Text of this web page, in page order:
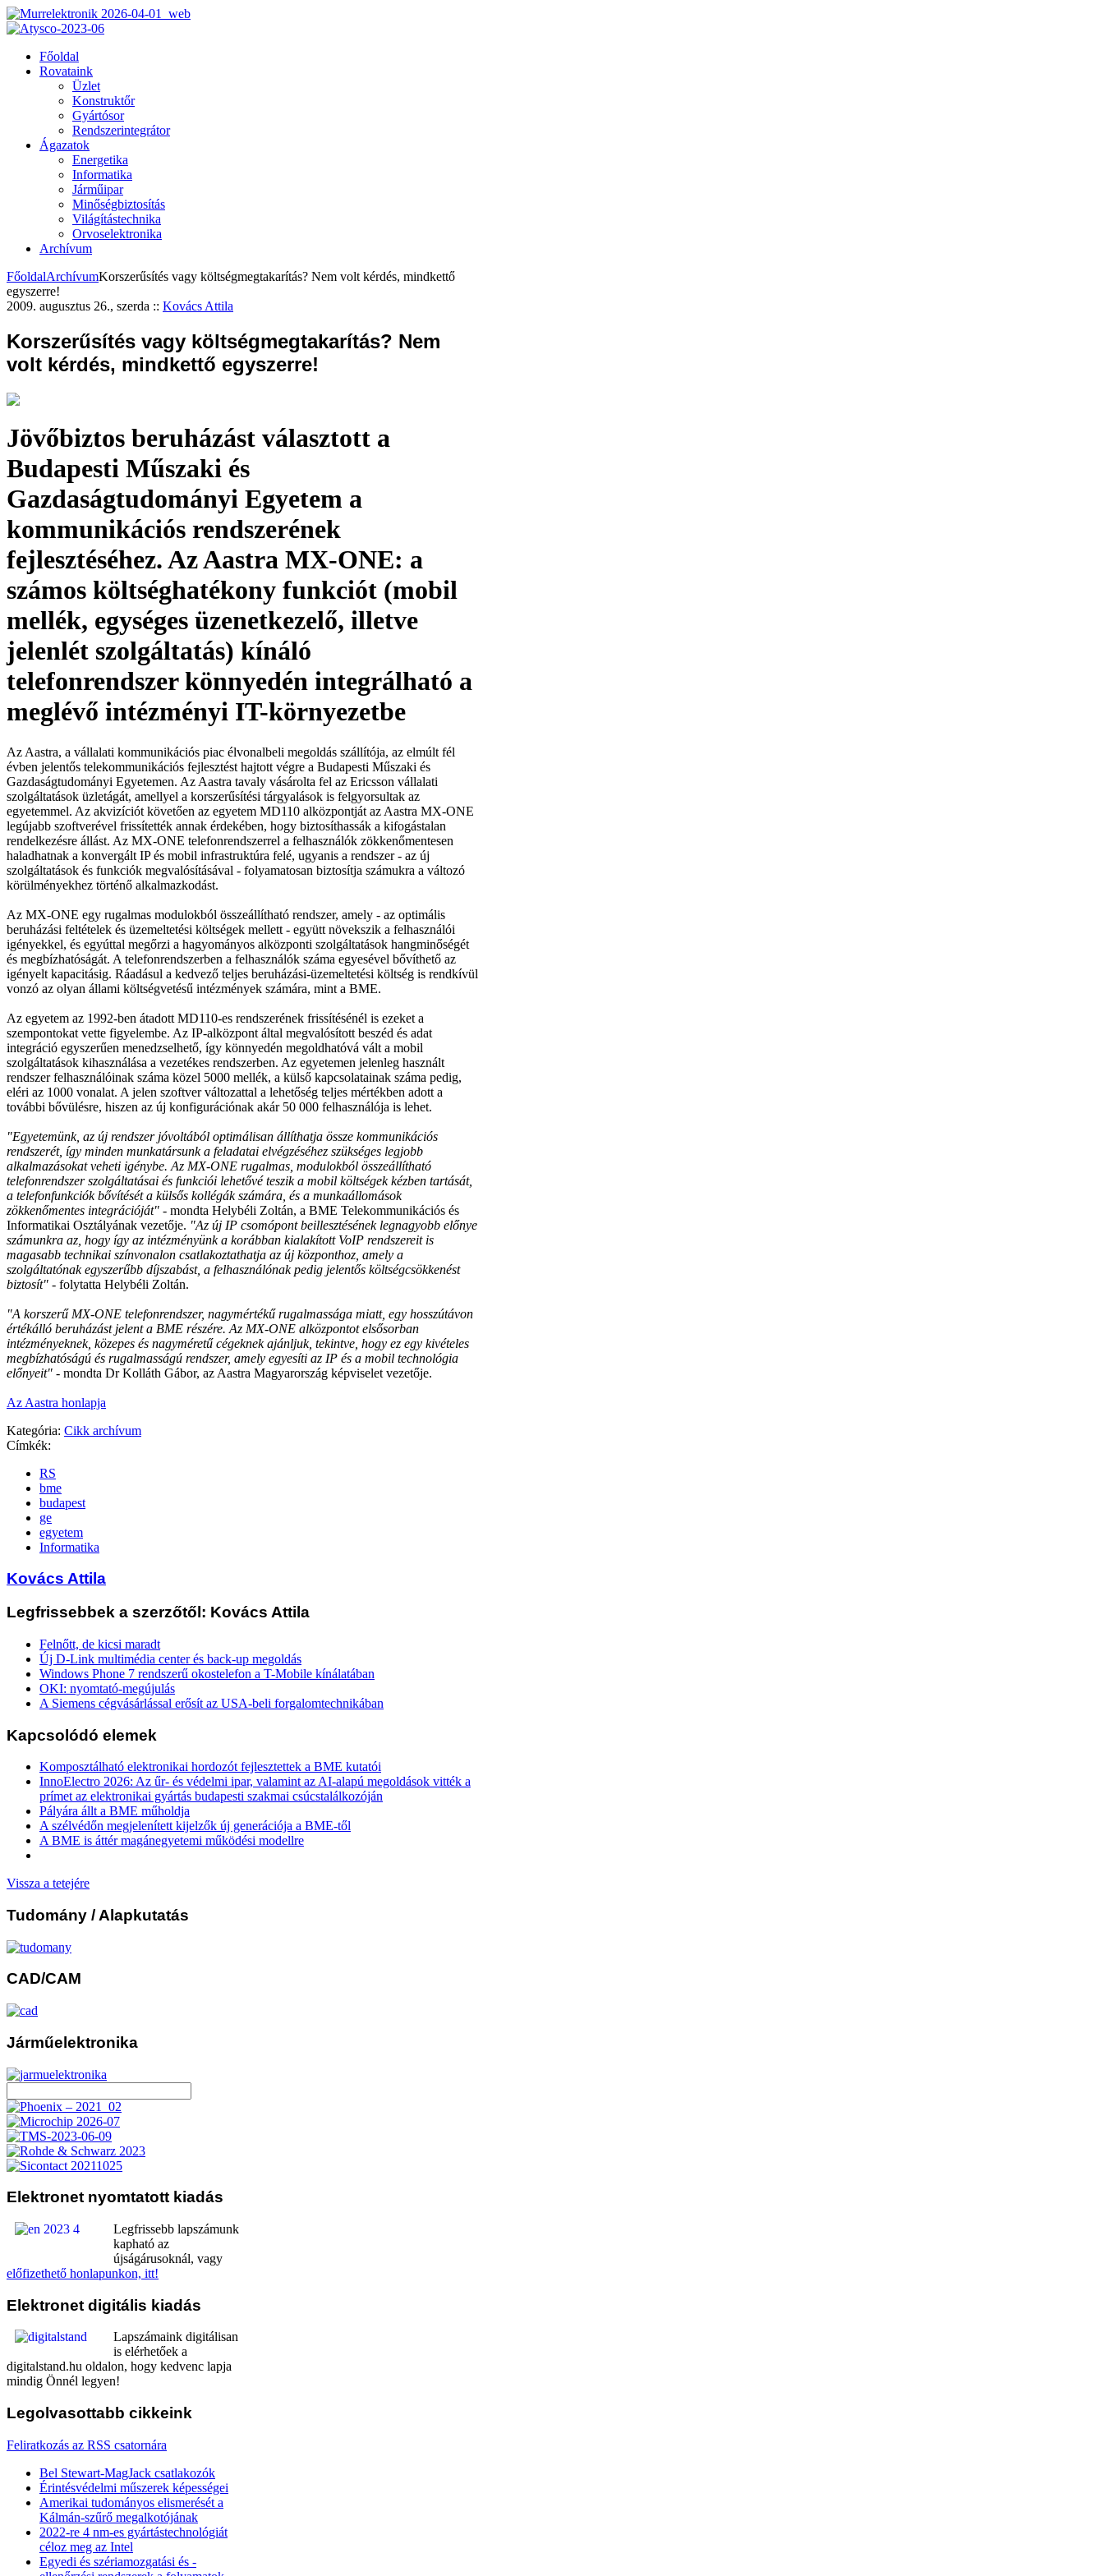
Főoldal
Rovataink
Üzlet
Konstruktőr
Gyártósor
Rendszerintegrátor
Ágazatok
Energetika
Informatika
Járműipar
Minőségbiztosítás
Világítástechnika
Orvoselektronika
Archívum
FőoldalArchívumKorszerűsítés vagy költségmegtakarítás? Nem volt kérdés, mindkettő
egyszerre!
2009. augusztus 26., szerda :: Kovács Attila
Korszerűsítés vagy költségmegtakarítás? Nem
volt kérdés, mindkettő egyszerre!
Jövőbiztos beruházást választott a
Budapesti Műszaki és
Gazdaságtudományi Egyetem a
kommunikációs rendszerének
fejlesztéséhez. Az Aastra MX-ONE: a
számos költséghatékony funkciót (mobil
mellék, egységes üzenetkezelő, illetve
jelenlét szolgáltatás) kínáló
telefonrendszer könnyedén integrálható a
meglévő intézményi IT-környezetbe
Az Aastra, a vállalati kommunikációs piac élvonalbeli megoldás szállítója, az elmúlt fél
évben jelentős telekommunikációs fejlesztést hajtott végre a Budapesti Műszaki és
Gazdaságtudományi Egyetemen. Az Aastra tavaly vásárolta fel az Ericsson vállalati
szolgáltatások üzletágát, amellyel a korszerűsítési tárgyalások is felgyorsultak az
egyetemmel. Az akvizíciót követően az egyetem MD110 alközpontját az Aastra MX-ONE
legújabb szoftverével frissítették annak érdekében, hogy biztosíthassák a kifogástalan
rendelkezésre állást. Az MX-ONE telefonrendszerrel a felhasználók zökkenőmentesen
haladhatnak a konvergált IP és mobil infrastruktúra felé, ugyanis a rendszer - az új
szolgáltatások és funkciók megvalósításával - folyamatosan biztosítja számukra a változó
körülményekhez történő alkalmazkodást.
Az MX-ONE egy rugalmas modulokból összeállítható rendszer, amely - az optimális
beruházási feltételek és üzemeltetési költségek mellett - együtt növekszik a felhasználói
igényekkel, és egyúttal megőrzi a hagyományos alközponti szolgáltatások hangminőségét
és megbízhatóságát. A telefonrendszerben a felhasználók száma egyesével bővíthető az
igényelt kapacitásig. Ráadásul a kedvező teljes beruházási-üzemeltetési költség is rendkívül
vonzó az olyan állami költségvetésű intézmények számára, mint a BME.
Az egyetem az 1992-ben átadott MD110-es rendszerének frissítésénél is ezeket a
szempontokat vette figyelembe. Az IP-alközpont által megvalósított beszéd és adat
integráció egyszerűen menedzselhető, így könnyedén megoldhatóvá vált a mobil
szolgáltatások kihasználása a vezetékes rendszerben. Az egyetemen jelenleg használt
rendszer felhasználóinak száma közel 5000 mellék, a külső kapcsolatainak száma pedig,
eléri az 1000 vonalat. A jelen szoftver változattal a lehetőség teljes mértékben adott a
további bővülésre, hiszen az új konfigurációnak akár 50 000 felhasználója is lehet.
"Egyetemünk, az új rendszer jóvoltából optimálisan állíthatja össze kommunikációs
rendszerét, így minden munkatársunk a feladatai elvégzéséhez szükséges legjobb
alkalmazásokat veheti igénybe. Az MX-ONE rugalmas, modulokból összeállítható
telefonrendszer szolgáltatásai és funkciói lehetővé teszik a mobil költségek kézben tartását,
a telefonfunkciók bővítését a külsős kollégák számára, és a munkaállomások
zökkenőmentes integrációját" - mondta Helybéli Zoltán, a BME Telekommunikációs és
Informatikai Osztályának vezetője. "Az új IP csomópont beillesztésének legnagyobb előnye
számunkra az, hogy így az intézményünk a korábban kialakított VoIP rendszereit is
magasabb technikai színvonalon csatlakoztathatja az új központhoz, amely a
szolgáltatónak egyszerűbb díjszabást, a felhasználónak pedig jelentős költségcsökkenést
biztosít" - folytatta Helybéli Zoltán.
"A korszerű MX-ONE telefonrendszer, nagymértékű rugalmassága miatt, egy hosszútávon
értékálló beruházást jelent a BME részére. Az MX-ONE alközpontot elsősorban
intézményeknek, közepes és nagyméretű cégeknek ajánljuk, tekintve, hogy ez egy kivételes
megbízhatóságú és rugalmasságú rendszer, amely egyesíti az IP és a mobil technológia
előnyeit" - mondta Dr Kolláth Gábor, az Aastra Magyarország képviselet vezetője.
Az Aastra honlapja
Kategória: Cikk archívum
Címkék:
RS
bme
budapest
ge
egyetem
Informatika
Kovács Attila
Legfrissebbek a szerzőtől: Kovács Attila
Felnőtt, de kicsi maradt
Új D-Link multimédia center és back-up megoldás
Windows Phone 7 rendszerű okostelefon a T-Mobile kínálatában
OKI: nyomtató-megújulás
A Siemens cégvásárlással erősít az USA-beli forgalomtechnikában
Kapcsolódó elemek
Komposztálható elektronikai hordozót fejlesztettek a BME kutatói
InnoElectro 2026: Az űr- és védelmi ipar, valamint az AI-alapú megoldások vitték a
prímet az elektronikai gyártás budapesti szakmai csúcstalálkozóján
Pályára állt a BME műholdja
A szélvédőn megjelenített kijelzők új generációja a BME-től
A BME is áttér magánegyetemi működési modellre
Vissza a tetejére
Tudomány / Alapkutatás
CAD/CAM
Járműelektronika
Elektronet nyomtatott kiadás
Legfrissebb lapszámunk
kapható az
újságárusoknál, vagy
előfizethető honlapunkon, itt!
Elektronet digitális kiadás
Lapszámaink digitálisan
is elérhetőek a
digitalstand.hu oldalon, hogy kedvenc lapja
mindig Önnél legyen!
Legolvasottabb cikkeink
Feliratkozás az RSS csatornára
Bel Stewart-MagJack csatlakozók
Érintésvédelmi műszerek képességei
Amerikai tudományos elismerését a
Kálmán-szűrő megalkotójának
2022-re 4 nm-es gyártástechnológiát
céloz meg az Intel
Egyedi és szériamozgatási és -